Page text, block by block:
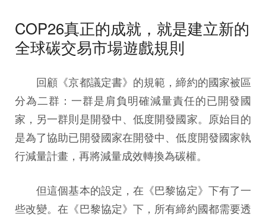
COP26真正的成就，就是建立新的
全球碳交易市場遊戲規則
回顧《京都議定書》的規範，締約的國家被區
分為二群：一群是肩負明確減量責任的已開發國
家，另一群則是開發中、低度開發國家。原始目的
是為了協助已開發國家在開發中、低度開發國家執
行減量計畫，再將減量成效轉換為碳權。
但這個基本的設定，在《巴黎協定》下有了一
些改變。在《巴黎協定》下，所有締約國都需要透